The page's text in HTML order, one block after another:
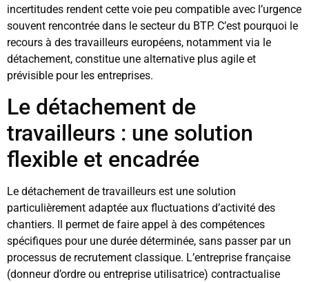
incertitudes rendent cette voie peu compatible avec l’urgence
souvent rencontrée dans le secteur du BTP. C’est pourquoi le
recours à des travailleurs européens, notamment via le
détachement, constitue une alternative plus agile et
prévisible pour les entreprises.
Le détachement de
travailleurs : une solution
flexible et encadrée
Le détachement de travailleurs est une solution
particulièrement adaptée aux fluctuations d’activité des
chantiers. Il permet de faire appel à des compétences
spécifiques pour une durée déterminée, sans passer par un
processus de recrutement classique. L’entreprise française
(donneur d’ordre ou entreprise utilisatrice) contractualise